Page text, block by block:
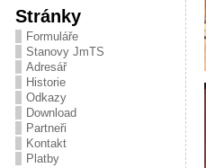
Stránky
Formuláře
Stanovy JmTS
Adresář
Historie
Odkazy
Download
Partneři
Kontakt
Platby